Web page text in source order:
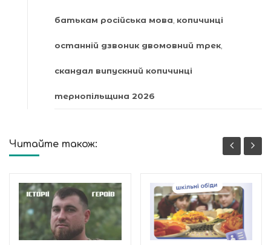
батькам російська мова копичинці
останній дзвоник двомовний трек
скандал випускний копичинці
тернопільщина 2026
Читайте також: